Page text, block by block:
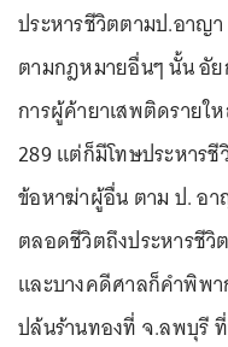
ประหารชีวิตตามป.อาญ
ตามกฎหมายอื่นๆ นั้น อัย
การผู้ค้ายาเสพติดรายใ
289 แต่ก็มีโทษประหาร
ข้อหาฆ่าผู้อื่น ตาม ป. อ
ตลอดชีวิตถึงประหารชี
และบางคดีศาลก็คำพิพา
ปล้นร้านทองที่ จ.ลพบุรี